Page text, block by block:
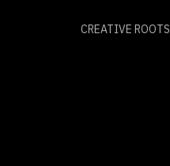
CREATIVE ROOTS